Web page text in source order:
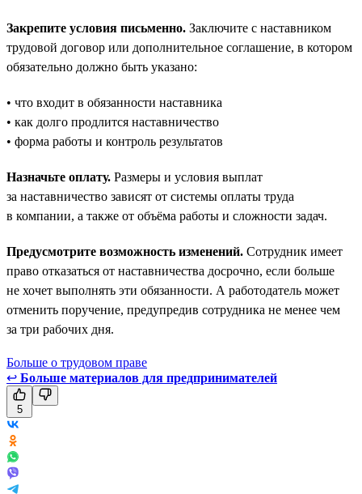
Закрепите условия письменно. Заключите с наставником
трудовой договор или дополнительное соглашение, в котором
обязательно должно быть указано:
• что входит в обязанности наставника
• как долго продлится наставничество
• форма работы и контроль результатов
Назначьте оплату. Размеры и условия выплат
за наставничество зависят от системы оплаты труда
в компании, а также от объёма работы и сложности задач.
Предусмотрите возможность изменений. Сотрудник имеет
право отказаться от наставничества досрочно, если больше
не хочет выполнять эти обязанности. А работодатель может
отменить поручение, предупредив сотрудника не менее чем
за три рабочих дня.
Больше о трудовом праве
↩ Больше материалов для предпринимателей
5